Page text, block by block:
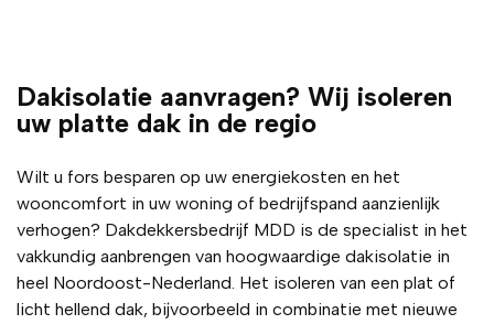
perfe
alles
is
schoo
n
achter
gelate
Dakisolatie aanvragen? Wij isoleren
uw platte dak in de regio
Wilt u fors besparen op uw energiekosten en het
wooncomfort in uw woning of bedrijfspand aanzienlijk
verhogen? Dakdekkersbedrijf MDD is de specialist in het
vakkundig aanbrengen van hoogwaardige dakisolatie in
heel Noordoost-Nederland. Het isoleren van een plat of
licht hellend dak, bijvoorbeeld in combinatie met nieuwe